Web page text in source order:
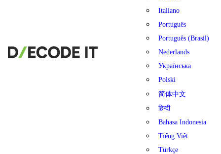
Italiano
Português
Português (Brasil)
Nederlands
Українська
Polski
简体中文
हिन्दी
Bahasa Indonesia
Tiếng Việt
Türkçe